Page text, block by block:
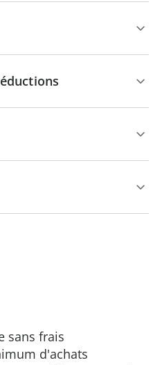
sans frais
d'achats